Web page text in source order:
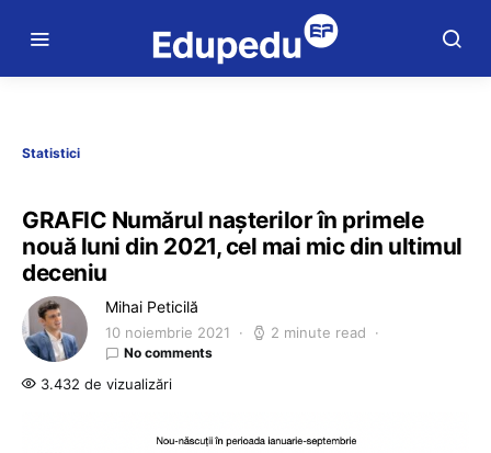
Statistici
GRAFIC Numărul nașterilor în primele
nouă luni din 2021, cel mai mic din ultimul
deceniu
Mihai Peticilă
10 noiembrie 2021 2 minute read
No comments
3.432 de vizualizări